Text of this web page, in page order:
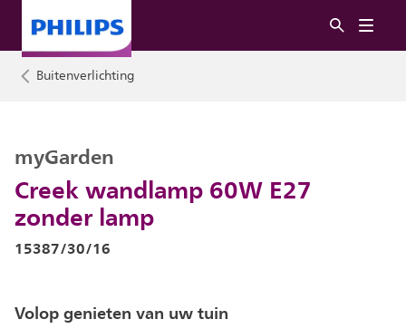
Buitenverlichting
Creek wandlamp 60W E27
zonder lamp
myGarden
15387/30/16
Volop genieten van uw tuin